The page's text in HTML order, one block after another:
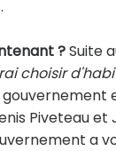
?Suite
choisir
Piveteau et
a